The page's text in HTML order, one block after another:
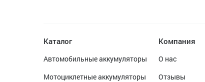
Каталог
Автомобильные аккумуляторы
Мотоциклетные аккумуляторы
Компания
О нас
Отзывы